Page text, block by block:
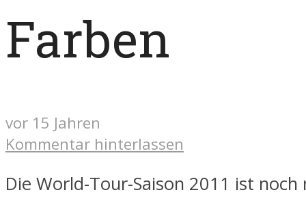
Farben
vor 15 Jahren
Kommentar hinterlassen
Die World-Tour-Saison 2011 ist